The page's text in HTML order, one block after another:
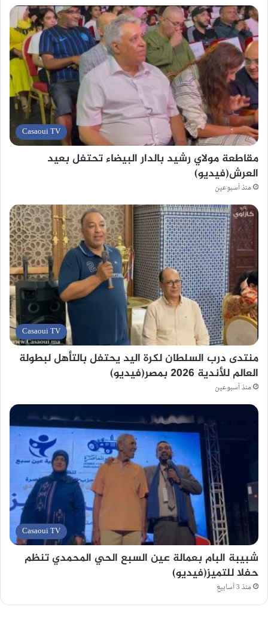
Casaoui TV
مقاطعة مولاي رشيد بالدار البيضاء تحتفل بعيد
العرش(فيديو)
منذ أسبوعين
Casaoui TV
منتدى درب السلطان لكرة اليد يحتفل بالتأهل لبطولة
العالم للأندية 2026 بمصر(فيديو)
منذ أسبوعين
Casaoui TV
شبيبة البام بعمالة عين السبع الحي المحمدي تنظم
حفلا للتميز(فيديو)
منذ 3 أسابيع